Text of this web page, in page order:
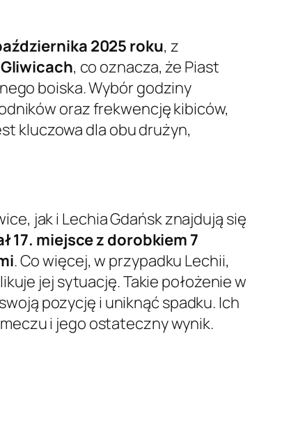
2025 roku, z
, co oznacza, że Piast
boiska. Wybór godziny
oraz frekwencję kibiców,
kluczowa dla obu drużyn,
jak i Lechia Gdańsk znajdują się
17. miejsce z dorobkiem 7
. Co więcej, w przypadku Lechii,
jej sytuację. Takie położenie w
pozycję i uniknąć spadku. Ich
i jego ostateczny wynik.